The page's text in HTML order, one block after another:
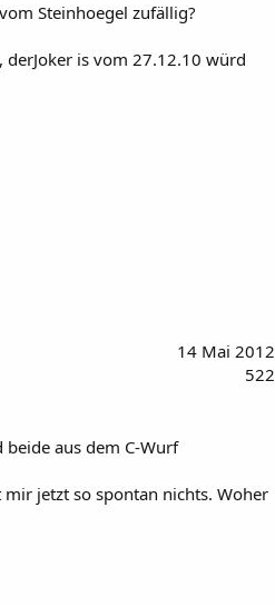
Steinhoegel zufällig?
derJoker is vom 27.12.10 würd
14 Mai 2012
522
beide aus dem C-Wurf
jetzt so spontan nichts. Woher